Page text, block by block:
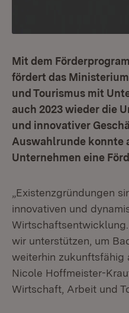
Mit dem
fördert das
und Tourismus mit
auch 2023 wieder die
und innovativer
Auswahlrunde konnte
Unternehmen eine
„Existenzgründungen
innovativen und
wir unterstützen, um
weiterhin zukunftsfähig
Nicole Hoffmeister-
Wirtschaft, Arbeit und